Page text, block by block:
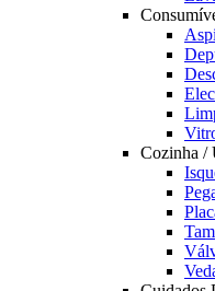
Cozinha /